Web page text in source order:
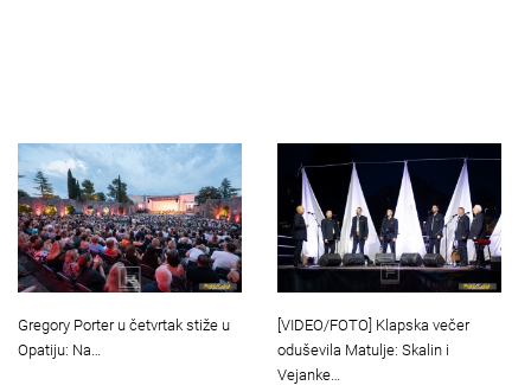
Gregory Porter u četvrtak stiže u
Opatiju: Na…
[VIDEO/FOTO] Klapska večer
oduševila Matulje: Skalin i
Vejanke…